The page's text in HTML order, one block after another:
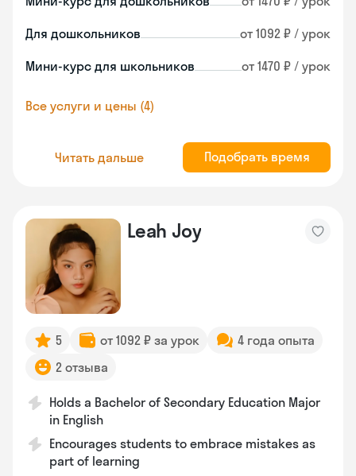
Для дошкольников от 1092 ₽ / урок
Мини-курс для школьников от 1470 ₽ / урок
Все услуги и цены (4)
Читать дальше Подобрать время
Leah Joy
5 от 1092 ₽ за урок
4 года опыта
2 отзыва
Holds a Bachelor of Secondary Education Major
in English
Encourages students to embrace mistakes as
part of learning